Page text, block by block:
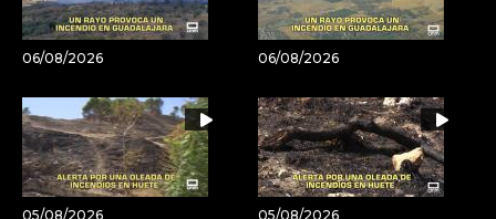
06/08/2026 06/08/2026
05/08/2026 05/08/2026